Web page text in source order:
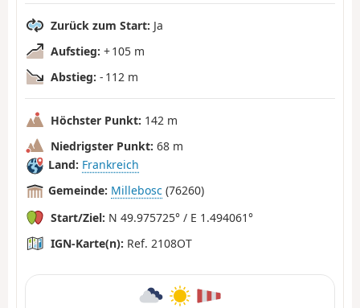
Zurück zum Start: Ja
Aufstieg: + 105 m
Abstieg: - 112 m
Höchster Punkt: 142 m
Niedrigster Punkt: 68 m
Land: Frankreich
Gemeinde: Millebosc (76260)
Start/Ziel: N 49.975725° / E 1.494061°
IGN-Karte(n): Ref. 2108OT